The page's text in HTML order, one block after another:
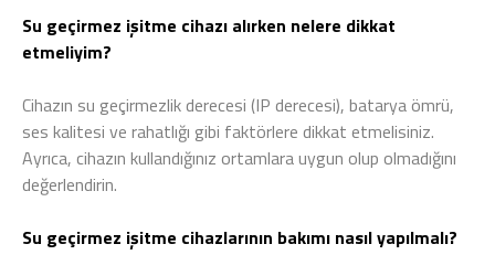
Su geçirmez işitme cihazı alırken nelere dikkat
etmeliyim?
Cihazın su geçirmezlik derecesi (IP derecesi), batarya ömrü,
ses kalitesi ve rahatlığı gibi faktörlere dikkat etmelisiniz.
Ayrıca, cihazın kullandığınız ortamlara uygun olup olmadığını
değerlendirin.
Su geçirmez işitme cihazlarının bakımı nasıl yapılmalı?